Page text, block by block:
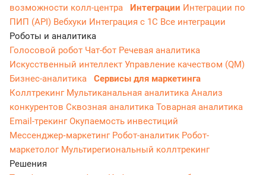
возможности колл-центра
Интеграции Интеграции по
ПИП (API) Вебхуки Интеграция с 1С Все интеграции
Роботы и аналитика
Голосовой робот Чат-бот Речевая аналитика
Искусственный интеллект Управление качеством (QM)
Бизнес-аналитика
Сервисы для маркетинга
Коллтрекинг Мультиканальная аналитика Анализ
конкурентов Сквозная аналитика Товарная аналитика
Email-трекингОкупаемость инвестиций
Мессенджер‑маркетинг Робот-аналитик Робот-
маркетолог Мультирегиональный коллтрекинг
Решения